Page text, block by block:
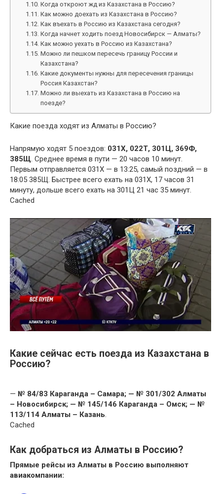
Когда откроют жд из Казахстана в Россию?
Как можно доехать из Казахстана в Россию?
Как въехать в Россию из Казахстана сегодня?
Когда начнет ходить поезд Новосибирск — Алматы?
Как можно уехать в Россию из Казахстана?
Можно ли пешком пересечь границу России и
Казахстана?
Какие документы нужны для пересечения границы
Россия Казахстан?
Можно ли выехать из Казахстана в Россию на
поезде?
Какие поезда ходят из Алматы в Россию?
Напрямую ходят 5 поездов: 031Х, 022Т, 301Ц, 369Ф,
385Щ. Среднее время в пути — 20 часов 10 минут.
Первым отправляется 031Х — в 13:25, самый поздний — в
18:05 385Щ. Быстрее всего ехать на 031Х, 17 часов 31
минуту, дольше всего ехать на 301Ц 21 час 35 минут.
Cached
Какие сейчас есть поезда из Казахстана в
Россию?
— № 84/83 Караганда – Самара; — № 301/302 Алматы
– Новосибирск; — № 145/146 Караганда – Омск; — №
113/114 Алматы – Казань.
Cached
Как добраться из Алматы в Россию?
Прямые рейсы из Алматы в Россию выполняют
авиакомпании: